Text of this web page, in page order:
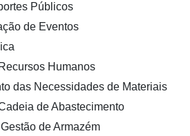
Públicos
de Eventos
Humanos
das Necessidades de Materiais
de Abastecimento
de Armazém